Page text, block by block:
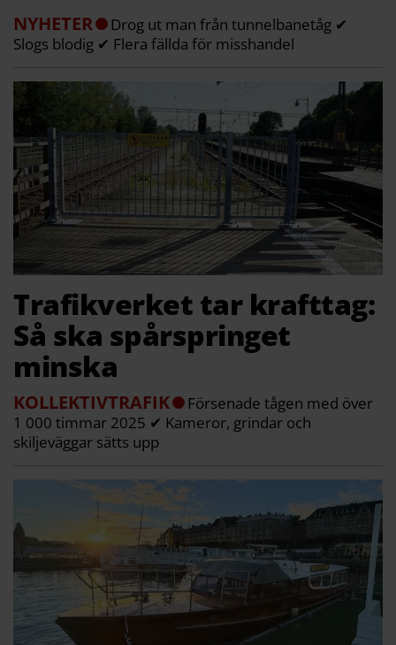
NYHETER
Drog ut man från tunnelbanetåg ✔
Slogs blodig ✔ Flera fällda för misshandel
Trafikverket tar krafttag:
Så ska spårspringet
minska
KOLLEKTIVTRAFIK
Försenade tågen med över
1 000 timmar 2025 ✔ Kameror, grindar och
skiljeväggar sätts upp